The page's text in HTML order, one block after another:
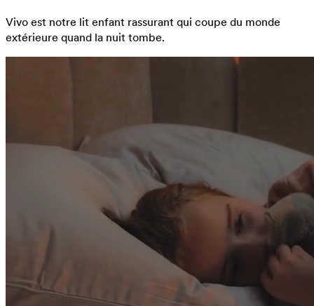
Vivo est notre lit enfant rassurant qui coupe du monde
extérieure quand la nuit tombe.